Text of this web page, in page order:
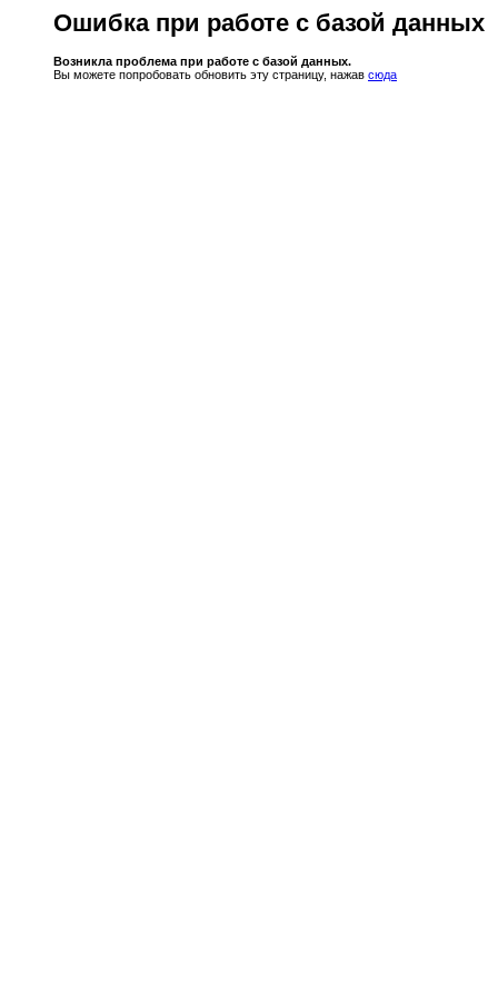
Ошибка при работе с базой данных
Возникла проблема при работе с базой данных.
Вы можете попробовать обновить эту страницу, нажав сюда